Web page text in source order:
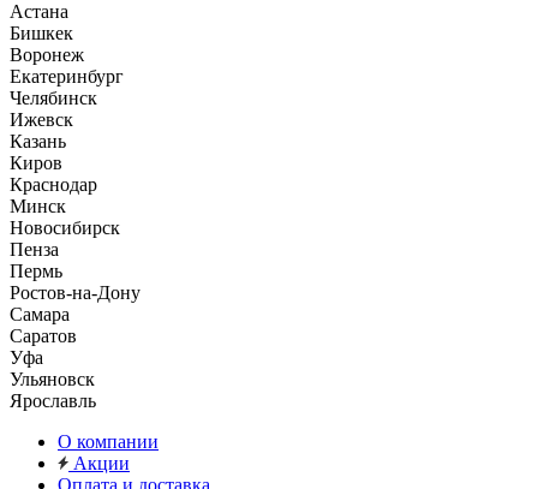
Астана
Бишкек
Воронеж
Екатеринбург
Челябинск
Ижевск
Казань
Киров
Краснодар
Минск
Новосибирск
Пенза
Пермь
Ростов-на-Дону
Самара
Саратов
Уфа
Ульяновск
Ярославль
О компании
Акции
Оплата и доставка